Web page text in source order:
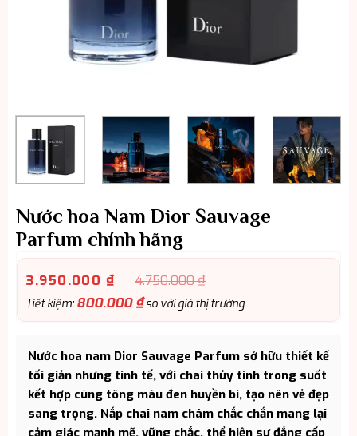
Nước hoa Nam Dior Sauvage
Parfum chính hãng
3.950.000 ₫ 4.750.000₫
Tiết kiệm: 800.000₫so với giá thị trường
Nước hoa nam Dior Sauvage Parfum sở hữu thiết kế
tối giản nhưng tinh tế, với chai thủy tinh trong suốt
kết hợp cùng tông màu đen huyền bí, tạo nên vẻ đẹp
sang trọng. Nắp chai nam châm chắc chắn mang lại